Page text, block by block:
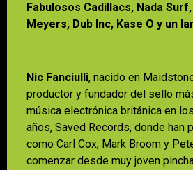
Fabulosos Cadillacs, Nada
Meyers, Dub Inc, Kase O y un
Nic Fanciulli, nacido en
productor y fundador del sello
música electrónica británica en
años, Saved Records, donde han
como Carl Cox, Mark Broom y
comenzar desde muy joven